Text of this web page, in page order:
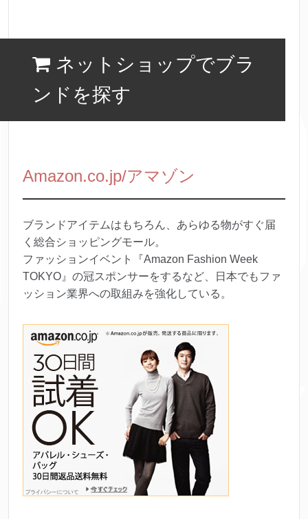
ネットショップでブラ
ンドを探す
Amazon.co.jp/アマゾン
ブランドアイテムはもちろん、あらゆる物がすぐ届
く総合ショッピングモール。
ファッションイベント『Amazon Fashion Week
TOKYO』の冠スポンサーをするなど、日本でもファ
ッション業界への取組みを強化している。